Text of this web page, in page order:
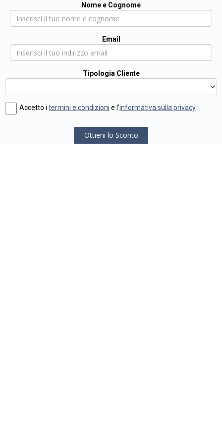
Nome e Cognome
Email
Tipologia Cliente
Accetto i termini e condizioni e l'informativa sulla privacy
Ottieni lo Sconto